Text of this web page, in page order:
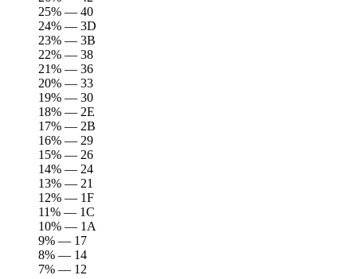
25% — 40
24% — 3D
23% — 3B
22% — 38
21% — 36
20% — 33
19% — 30
18% — 2E
17% — 2B
16% — 29
15% — 26
14% — 24
13% — 21
12% — 1F
11% — 1C
10% — 1A
9% — 17
8% — 14
7% — 12